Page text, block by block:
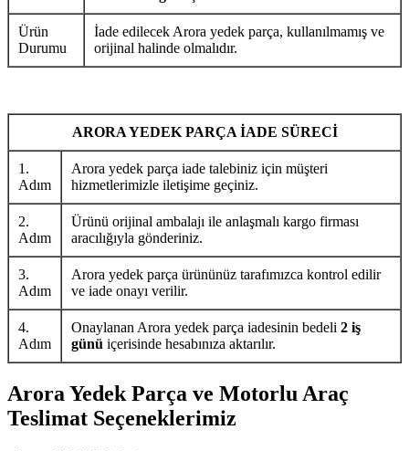
Ürün
Durumu
İade edilecek Arora yedek parça, kullanılmamış ve
orijinal halinde olmalıdır.
ARORA YEDEK PARÇA İADE SÜRECİ
1.
Adım
Arora yedek parça iade talebiniz için müşteri
hizmetlerimizle iletişime geçiniz.
2.
Adım
Ürünü orijinal ambalajı ile anlaşmalı kargo firması
aracılığıyla gönderiniz.
3.
Adım
Arora yedek parça ürününüz tarafımızca kontrol edilir
ve iade onayı verilir.
4.
Adım
Onaylanan Arora yedek parça iadesinin bedeli 2 iş
günü içerisinde hesabınıza aktarılır.
Arora Yedek Parça ve Motorlu Araç
Teslimat Seçeneklerimiz